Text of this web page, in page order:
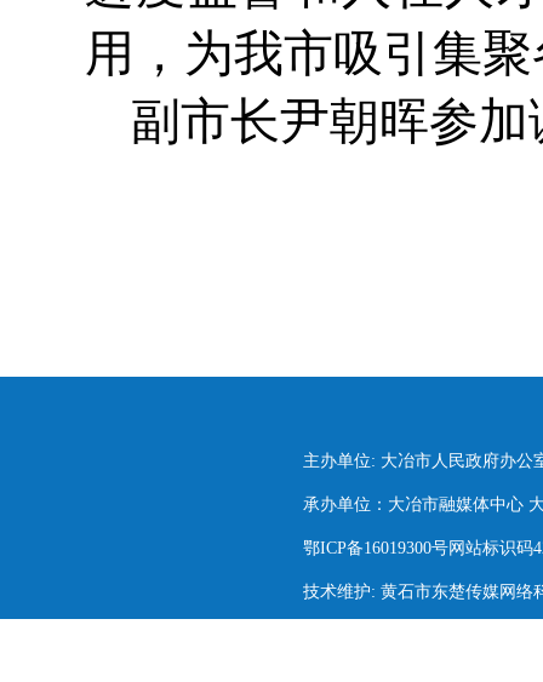
用，为我市吸引集
副市长尹朝晖参
主办单位: 大冶市人民政府办公
承办单位：大冶市融媒体中心
鄂ICP备16019300号网站标识码
技术维护: 黄石市东楚传媒网络